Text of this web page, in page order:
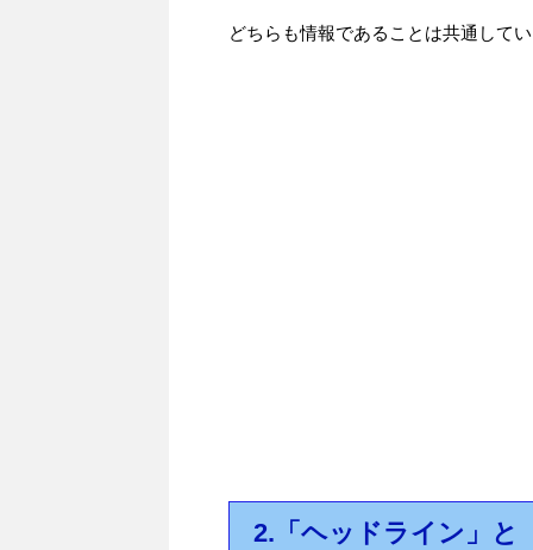
どちらも情報であることは共通して
2.「ヘッドライン」と